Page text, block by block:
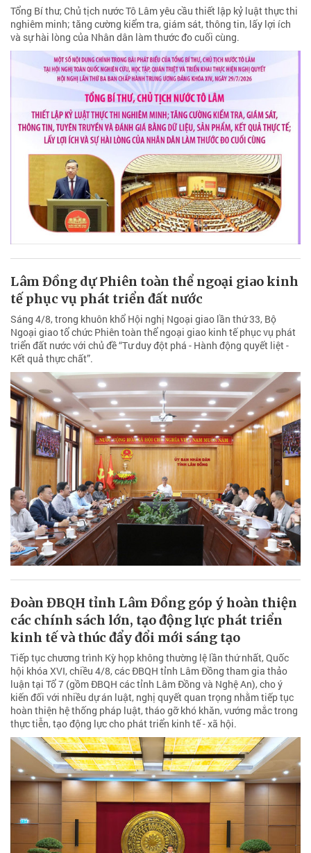
Tổng Bí thư, Chủ tịch nước Tô Lâm yêu cầu thiết lập kỷ luật thực thi
nghiêm minh; tăng cường kiểm tra, giám sát, thông tin, lấy lợi ích
và sự hài lòng của Nhân dân làm thước đo cuối cùng.
Lâm Đồng dự Phiên toàn thể ngoại giao kinh
tế phục vụ phát triển đất nước
Sáng 4/8, trong khuôn khổ Hội nghị Ngoại giao lần thứ 33, Bộ
Ngoại giao tổ chức Phiên toàn thể ngoại giao kinh tế phục vụ phát
triển đất nước với chủ đề “Tư duy đột phá - Hành động quyết liệt -
Kết quả thực chất”.
Đoàn ĐBQH tỉnh Lâm Đồng góp ý hoàn thiện
các chính sách lớn, tạo động lực phát triển
kinh tế và thúc đẩy đổi mới sáng tạo
Tiếp tục chương trình Kỳ họp không thường lệ lần thứ nhất, Quốc
hội khóa XVI, chiều 4/8, các ĐBQH tỉnh Lâm Đồng tham gia thảo
luận tại Tổ 7 (gồm ĐBQH các tỉnh Lâm Đồng và Nghệ An), cho ý
kiến đối với nhiều dự án luật, nghị quyết quan trọng nhằm tiếp tục
hoàn thiện hệ thống pháp luật, tháo gỡ khó khăn, vướng mắc trong
thực tiễn, tạo động lực cho phát triển kinh tế - xã hội.